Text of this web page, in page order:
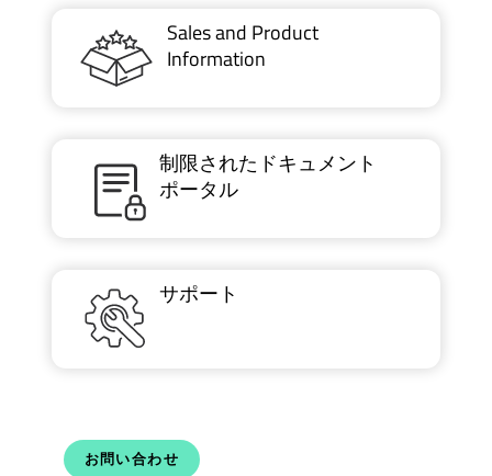
Sales and Product
Information
制限されたドキュメント
ポータル
サポート
お問い合わせ